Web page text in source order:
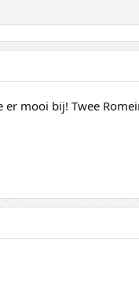
mooi bij! Twee